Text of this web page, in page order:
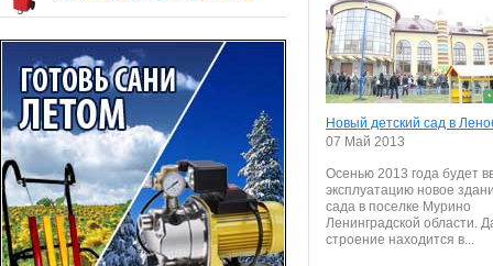
Новый детский сад в
07 Май 2013
Осенью 2013 года будет
эксплуатацию новое
сада в поселке Мурино
Ленинградской области.
строение находится в...